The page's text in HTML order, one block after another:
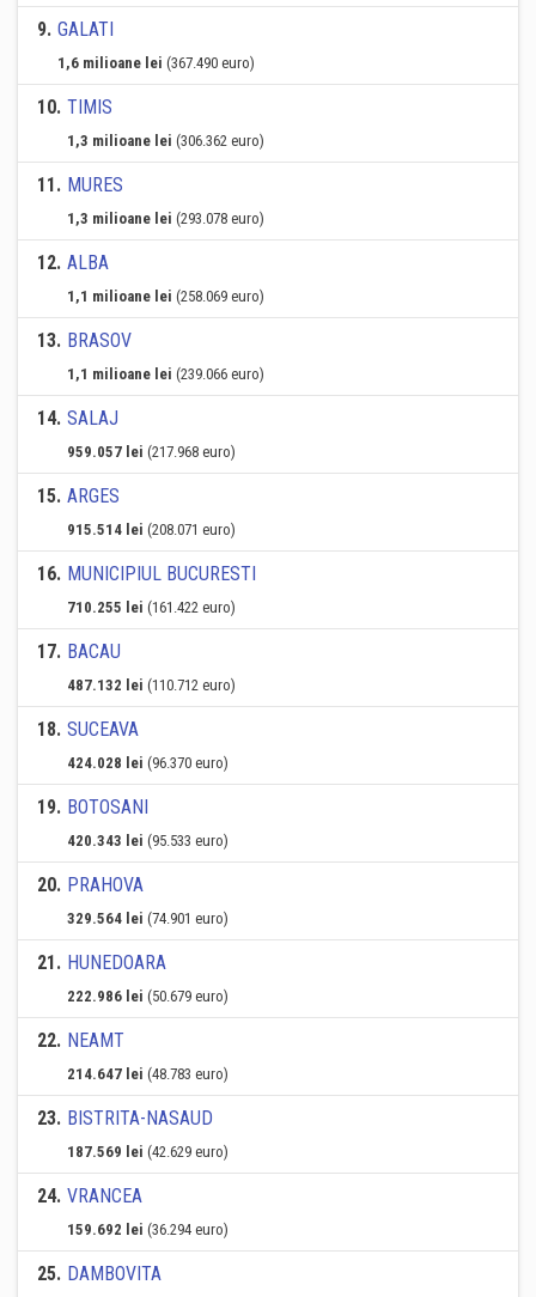
9. GALATI
1,6 milioane lei (367.490 euro)
10. TIMIS
1,3 milioane lei (306.362 euro)
11. MURES
1,3 milioane lei (293.078 euro)
12. ALBA
1,1 milioane lei (258.069 euro)
13. BRASOV
1,1 milioane lei (239.066 euro)
14. SALAJ
959.057 lei (217.968 euro)
15. ARGES
915.514 lei (208.071 euro)
16. MUNICIPIUL BUCURESTI
710.255 lei (161.422 euro)
17. BACAU
487.132 lei (110.712 euro)
18. SUCEAVA
424.028 lei (96.370 euro)
19. BOTOSANI
420.343 lei (95.533 euro)
20. PRAHOVA
329.564 lei (74.901 euro)
21. HUNEDOARA
222.986 lei (50.679 euro)
22. NEAMT
214.647 lei (48.783 euro)
23. BISTRITA-NASAUD
187.569 lei (42.629 euro)
24. VRANCEA
159.692 lei (36.294 euro)
25. DAMBOVITA